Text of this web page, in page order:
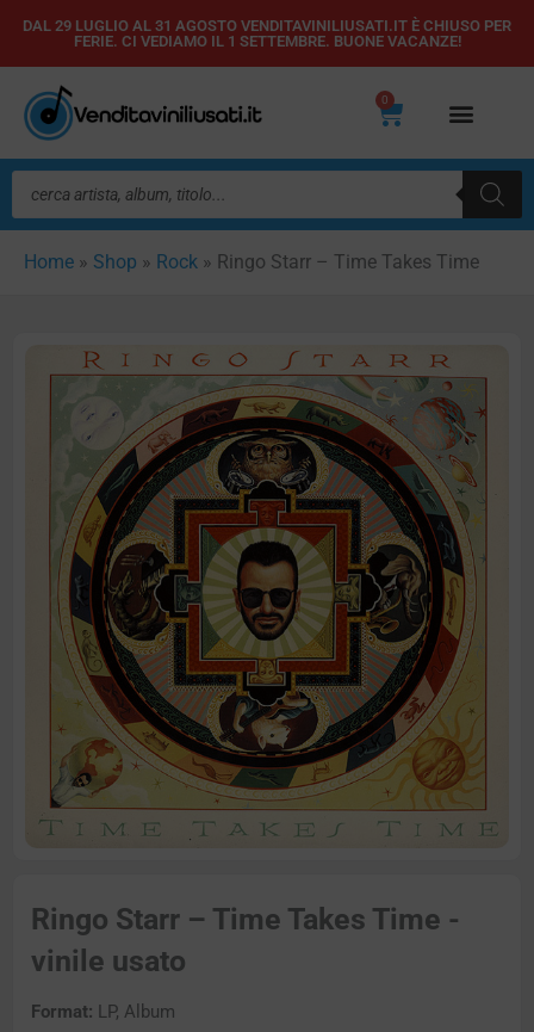
Vai
contenuto
DAL 29 LUGLIO AL 31 AGOSTO VENDITAVINILIUSATI.IT È CHIUSO PER
FERIE. CI VEDIAMO IL 1 SETTEMBRE. BUONE VACANZE!
0
Carrello
Ricerca
prodotti
Home » Shop » Rock » Ringo Starr – Time Takes Time
Ringo Starr – Time Takes Time -
vinile usato
Format: LP, Album